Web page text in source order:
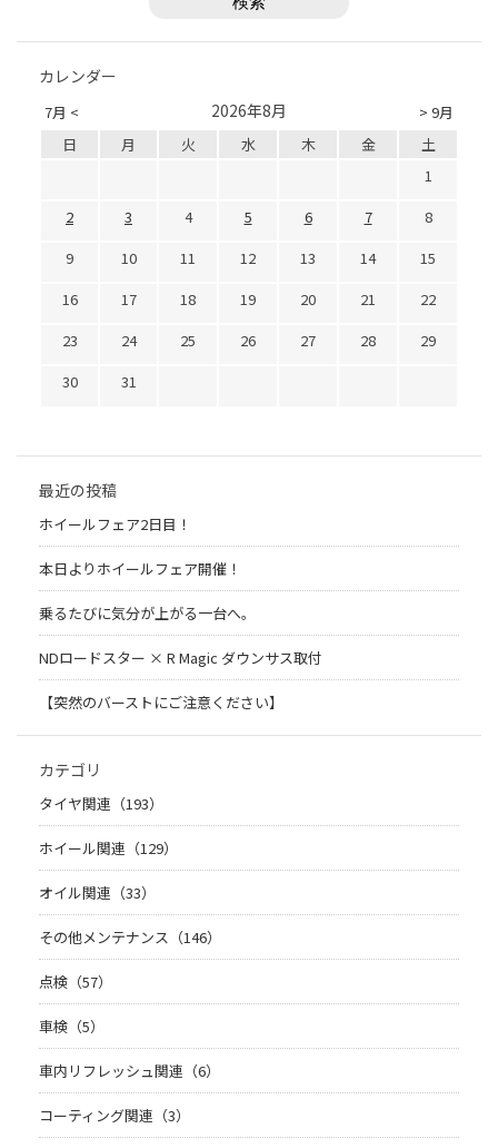
カレンダー
7月 < > 9月
2026年8月
日 月 火 水 木 金
土
1
2
3 4 5 6 7
8
9
10 11 12 13 14
15
16
17 18 19 20 21
22
23
24 25 26 27 28
29
30
31
最近の投稿
ホイールフェア2日目！
本日よりホイールフェア開催！
乗るたびに気分が上がる一台へ。
NDロードスター × R Magic ダウンサス取付
【突然のバーストにご注意ください】
カテゴリ
タイヤ関連（193）
ホイール関連（129）
オイル関連（33）
その他メンテナンス（146）
点検（57）
車検（5）
車内リフレッシュ関連（6）
コーティング関連（3）